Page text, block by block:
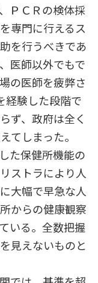
ＰＣＲの検体採
専門に行えるス
を行うべきであ
医師以外でもで
の医師を疲弊さ
経験した段階で
ず、政府は全く
てしまった。
た保健所機能の
ストラにより人
大幅で早急な人
からの健康観察
いる。全数把握
見えないものと